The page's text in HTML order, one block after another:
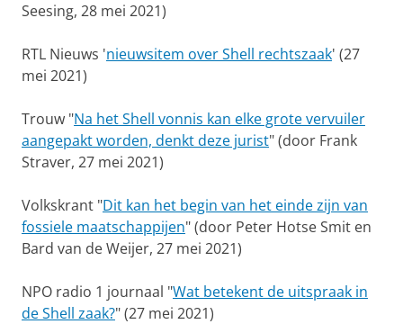
Seesing, 28 mei 2021)
RTL Nieuws 'nieuwsitem over Shell rechtszaak' (27
mei 2021)
Trouw "Na het Shell vonnis kan elke grote vervuiler
aangepakt worden, denkt deze jurist" (door Frank
Straver, 27 mei 2021)
Volkskrant "Dit kan het begin van het einde zijn van
fossiele maatschappijen" (door Peter Hotse Smit en
Bard van de Weijer, 27 mei 2021)
NPO radio 1 journaal "Wat betekent de uitspraak in
de Shell zaak?" (27 mei 2021)